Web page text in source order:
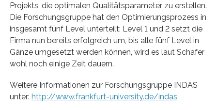
Projekts, die optimalen Qualitätsparameter zu erstellen.
Die Forschungsgruppe hat den Optimierungsprozess in
insgesamt fünf Level unterteilt: Level 1 und 2 setzt die
Firma nun bereits erfolgreich um, bis alle fünf Level in
Gänze umgesetzt werden können, wird es laut Schäfer
wohl noch einige Zeit dauern.
Weitere Informationen zur Forschungsgruppe INDAS
unter: http://www.frankfurt-university.de/indas